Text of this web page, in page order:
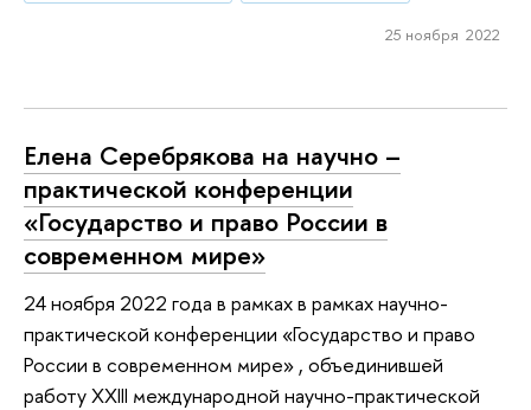
25 ноября 2022
Елена Серебрякова на научно –
практической конференции
«Государство и право России в
современном мире»
24 ноября 2022 года в рамках в рамках научно-
практической конференции «Государство и право
России в современном мире» , объединившей
работу XXIII международной научно-практической